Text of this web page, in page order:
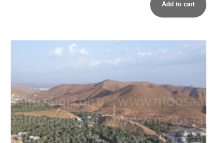
Add to cart